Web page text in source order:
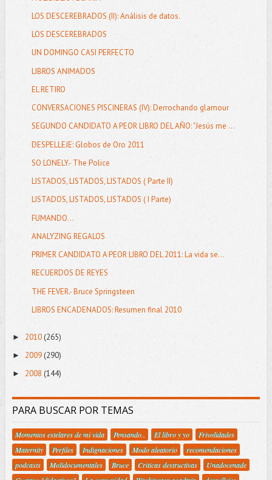
LOS DESCEREBRADOS (II): Análisis de datos.
LOS DESCEREBRADOS
UN DOMINGO CASI PERFECTO
LIBROS ANIMADOS
EL RETIRO
CONVERSACIONES PISCINERAS (IV): Derrochando glamour
SEGUNDO CANDIDATO A PEOR LIBRO DEL AÑO: "Jesús me ...
DESPELLEJE: Globos de Oro 2011
SO LONELY.- The Police
LISTADOS, LISTADOS, LISTADOS ( Parte II)
LISTADOS, LISTADOS, LISTADOS ( I Parte)
FUMANDO...
ANALYZING REGALOS
PRIMER CANDIDATO A PEOR LIBRO DEL 2011: La vida se...
RECUERDOS DE REYES
THE FEVER.- Bruce Springsteen
LIBROS ENCADENADOS: Resumen final 2010
► 2010 (265)
► 2009(290)
► 2008 (144)
PARA BUSCAR POR TEMAS
Momentos estelares de mi vida Pensando.. El libro y yo
Frivolidades
Maternity
Perfiles Indignaciones Modo aleatorio
recomendaciones
podcasts
Molidocumentales Bruce Criticas destructivas
Unadocenade